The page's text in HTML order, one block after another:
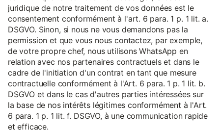
juridique de notre traitement de vos données est le
consentement conformément à l'art. 6 para. 1 p. 1 lit. a.
DSGVO. Sinon, si nous ne vous demandons pas la
permission et que vous nous contactez, par exemple,
de votre propre chef, nous utilisons WhatsApp en
relation avec nos partenaires contractuels et dans le
cadre de l'initiation d'un contrat en tant que mesure
contractuelle conformément à l'Art. 6 para. 1 p. 1 lit. b.
DSGVO et dans le cas d'autres parties intéressées sur
la base de nos intérêts légitimes conformément à l'Art.
6 para. 1 p. 1 lit. f. DSGVO, à une communication rapide
et efficace.